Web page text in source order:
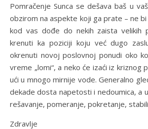
Pomračenje Sunca se dešava baš u
obzirom na aspekte koji ga prate – ne
kod vas dođe do nekih zaista velikih
krenuti ka poziciji koju već dugo
okrenuti novoj poslovnoj ponudi oko
vreme „lomi“, a neko će izaći iz kriznog
ući u mnogo mirnije vode. Generalno
dekade dosta napetosti i nedoumica, a
rešavanje, pomeranje, pokretanje,
Zdravlje